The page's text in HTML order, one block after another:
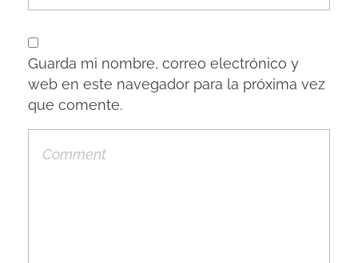
Guarda mi nombre, correo electrónico y
web en este navegador para la próxima vez
que comente.